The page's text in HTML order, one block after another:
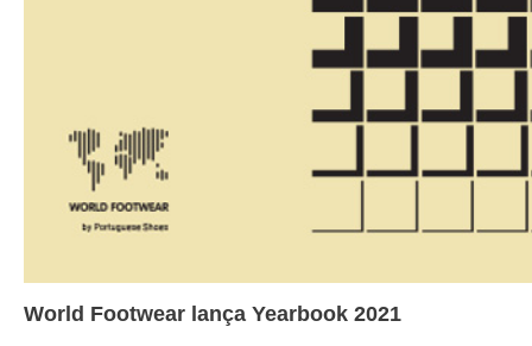
World Footwear lança Yearbook 2021